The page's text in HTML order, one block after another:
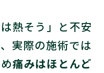
熱そう」と不安
実際の施術では
痛みはほとんど